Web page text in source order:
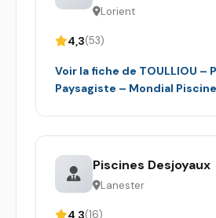
Lorient
4,3(53)
Voir la fiche de TOULLIOU –
Paysagiste – Mondial Piscine
Piscines Desjoyaux
Lanester
4,3(16)